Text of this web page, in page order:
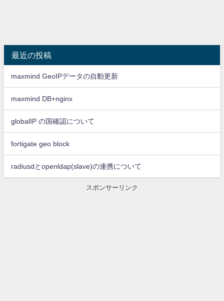
最近の投稿
maxmind GeoIPデータの自動更新
maxmind DB+nginx
globalIP の国確認について
fortigate geo block
radiusdとopenldap(slave)の連携について
スポンサーリンク